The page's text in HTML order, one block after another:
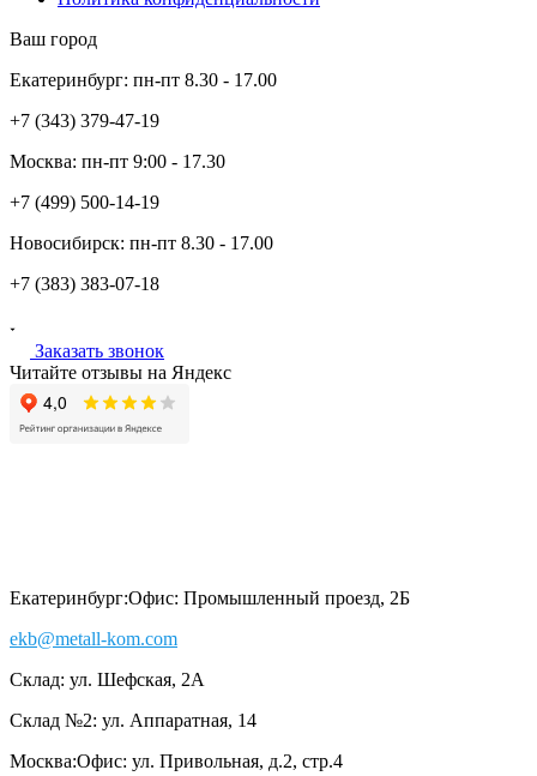
Ваш город
Екатеринбург: пн-пт 8.30 - 17.00
+7 (343) 379-47-19
Москва: пн-пт 9:00 - 17.30
+7 (499) 500-14-19
Новосибирск: пн-пт 8.30 - 17.00
+7 (383) 383-07-18
Заказать звонок
Читайте отзывы на Яндекс
Екатеринбург:Офис: Промышленный проезд, 2Б
ekb@metall-kom.com
Склад: ул. Шефская, 2А
Склад №2: ул. Аппаратная, 14
Москва:Офис: ул. Привольная, д.2, стр.4